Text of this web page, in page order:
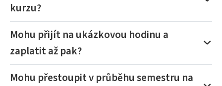
kurzu?
Mohu přijít na ukázkovou hodinu a
zaplatit až pak?
Mohu přestoupit v průběhu semestru na